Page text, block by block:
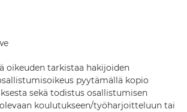
oikeuden tarkistaa hakijoiden
pyytämällä kopio
sekä todistus osallistumisen
koulutukseen/työharjoitteluun tai